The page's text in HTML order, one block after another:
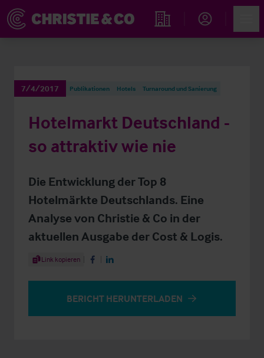
Immobiliensuche
7/4/2017 Publikationen Hotels Turnaround und Sanierung
Hotelmarkt Deutschland -
so attraktiv wie nie
Die Entwicklung der Top 8
Hotelmärkte Deutschlands. Eine
Analyse von Christie & Co in der
aktuellen Ausgabe der Cost & Logis.
Share Article
Link kopieren Share on Facebook
Share on LinkedIn
BERICHT HERUNTERLADEN